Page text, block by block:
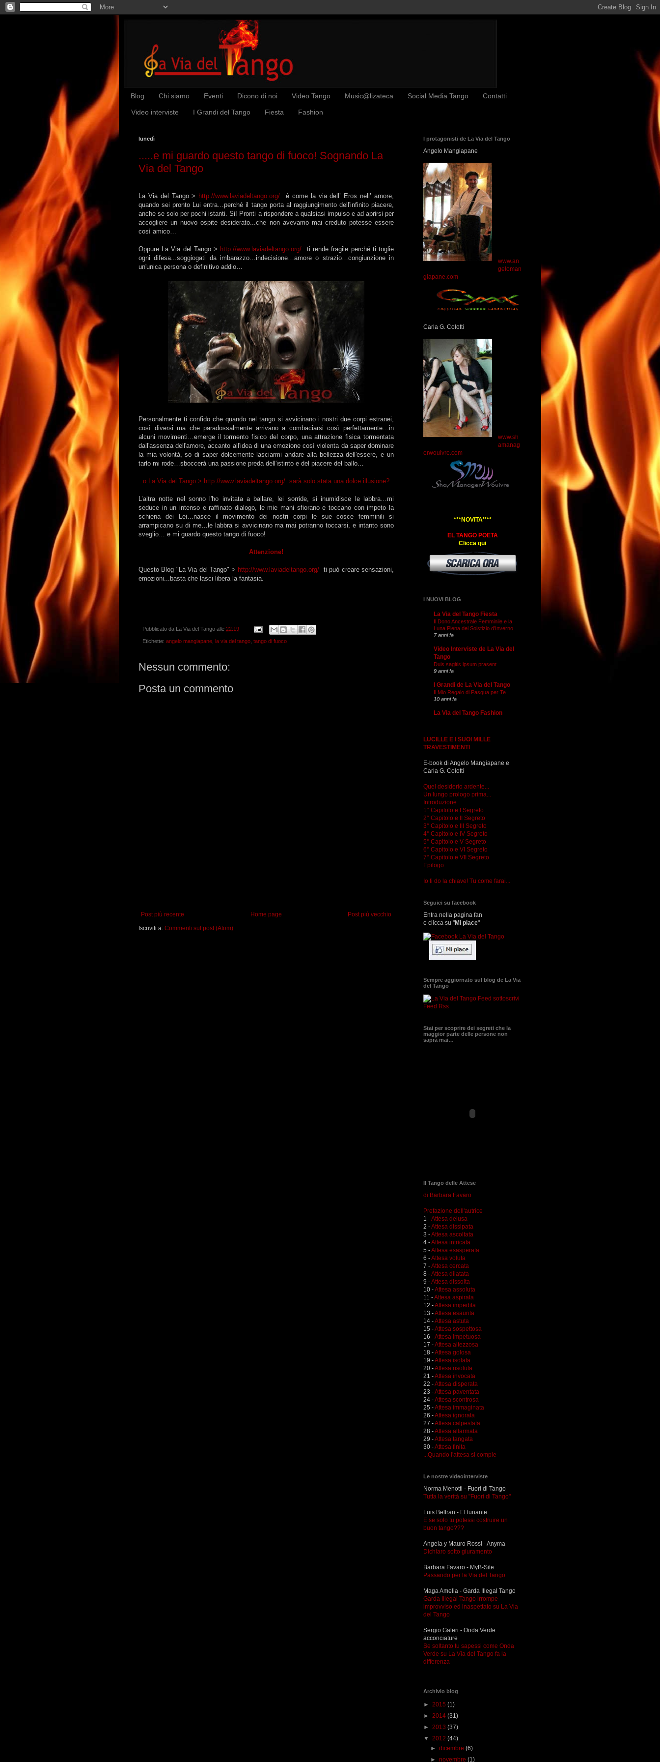
Blog Chi siamo Eventi Dicono di noi Video Tango Music@lizateca Social Media Tango Contatti
Video interviste I Grandi del Tango Fiesta Fashion
lunedì
.....e mi guardo questo tango di fuoco! Sognando La
Via del Tango
La Via del Tango > http://www.laviadeltango.org/ è come la via dell’ Eros nell’ amore,
quando sei pronto Lui entra…perché il tango porta al raggiungimento dell'infinito piacere,
anche se solo per pochi istanti. Si! Pronti a rispondere a qualsiasi impulso e ad aprirsi per
accogliere un nuovo ospite desiderato...che non avevamo mai creduto potesse essere
così amico…
Oppure La Via del Tango > http://www.laviadeltango.org/ ti rende fragile perché ti toglie
ogni difesa...soggiogati da imbarazzo…indecisione…amore o strazio…congiunzione in
un'unica persona o definitivo addio…
Personalmente ti confido che quando nel tango si avvicinano i nostri due corpi estranei,
così diversi ma che paradossalmente arrivano a combaciarsi così perfettamente…in
alcuni movimenti…emerge il tormento fisico del corpo, una attrazione fisica tormentata
dall'assenza dell'amore, accanto all'idea di una emozione così violenta da saper dominare
la mia volontà, so di saper dolcemente lasciarmi andare alla bellezza dell'essere, e un
tarlo mi rode…sboccerà una passione preda dell'istinto e del piacere del ballo…
o La Via del Tango > http://www.laviadeltango.org/ sarà solo stata una dolce illusione?
L’altra notte nel sonno l'ho invitata a ballare, lei sorride, si inumidisce le labbra…mi
seduce in un intenso e raffinato dialogo, le mie mani sfiorano e toccano con impeto la
schiena dei Lei…nasce il movimento dei nostri corpi le sue cosce femminili si
arrampicano su di me…le labbra si avvicinano ma mai potranno toccarsi, e intanto sono
sveglio… e mi guardo questo tango di fuoco!
Attenzione!
Questo Blog "La Via del Tango" > http://www.laviadeltango.org/ti può creare sensazioni,
emozioni...basta che lasci libera la fantasia.
Pubblicato da La Via del Tango alle 22:19
Etichette: angelo mangiapane la via del tango tango di fuoco
Nessun commento:
Posta un commento
Post più recente Post più vecchio
Home page
Iscriviti a: Commenti sul post (Atom)
I protagonisti de La Via del Tango
Angelo Mangiapane
www.an
geloman
giapane.com
Carla G. Colotti
www.sh
amanag
erwouivre.com
***NOVITA'***
EL TANGO POETA
Clicca qui
I NUOVI BLOG
La Via del Tango Fiesta
Il Dono Ancestrale Femminile e la
Luna Piena del Solstizio d’Inverno
7 anni fa
Video Interviste de La Via del
Tango
Duis sagitis ipsum prasent
9 anni fa
I Grandi de La Via del Tango
Il Mio Regalo di Pasqua per Te
10 anni fa
La Via del Tango Fashion
LUCILLE E I SUOI MILLE
TRAVESTIMENTI
E-book di Angelo Mangiapane e
Carla G. Colotti
Quel desiderio ardente...
Un lungo prologo prima...
Introduzione
1° Capitolo e I Segreto
2° Capitolo e II Segreto
3° Capitolo e III Segreto
4° Capitolo e IV Segreto
5° Capitolo e V Segreto
6° Capitolo e VI Segreto
7° Capitolo e VII Segreto
Epilogo
Io ti do la chiave! Tu come farai...
Seguici su facebook
Entra nella pagina fan
e clicca su "Mi piace"
Sempre aggiornato sul blog de La Via
del Tango
sottoscrivi
Feed Rss
Stai per scoprire dei segreti che la
maggior parte delle persone non
saprà mai…
Il Tango delle Attese
di Barbara Favaro
Prefazione dell'autrice
1 -Attesa delusa
2 -Attesa dissipata
3 -Attesa ascoltata
4 -Attesa intricata
5 -Attesa esasperata
6 -Attesa voluta
7 -Attesa cercata
8 -Attesa dilatata
9 -Attesa dissolta
10 -Attesa assoluta
11 -Attesa aspirata
12 -Attesa impedita
13 -Attesa esaurita
14 -Attesa astuta
15 -Attesa sospettosa
16 -Attesa impetuosa
17 -Attesa altezzosa
18 -Attesa golosa
19 -Attesa isolata
20 -Attesa risoluta
21 -Attesa invocata
22 -Attesa disperata
23 -Attesa paventata
24 -Attesa scontrosa
25 -Attesa immaginata
26 -Attesa ignorata
27 -Attesa calpestata
28 -Attesa allarmata
29 -Attesa tangata
30 -Attesa finita
...Quando l'attesa si compie
Le nostre videointerviste
Norma Menotti - Fuori di Tango
Tutta la verità su "Fuori di Tango"
Luis Beltran - El tunante
E se solo tu potessi costruire un
buon tango???
Angela y Mauro Rossi - Anyma
Dichiaro sotto giuramento
Barbara Favaro - MyB-Site
Passando per la Via del Tango
Maga Amelia - Garda Illegal Tango
Garda Illegal Tango irrompe
improvviso ed inaspettato su La Via
del Tango
Sergio Galeri - Onda Verde
acconciature
Se soltanto tu sapessi come Onda
Verde su La Via del Tango fa la
differenza
Archivio blog
► 2015 (1)
► 2014 (31)
► 2013 (37)
▼ 2012 (44)
►dicembre(6)
►novembre(1)